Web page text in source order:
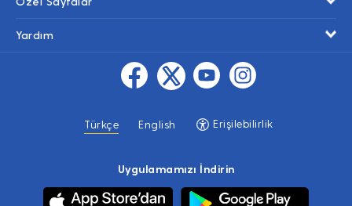
Yardım
Türkçe English Erişilebilirlik
Uygulamamızı İndirin